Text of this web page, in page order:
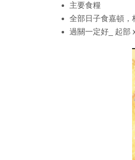
主要食糧
全部日子食嘉頓，
過關一定好_ 起部